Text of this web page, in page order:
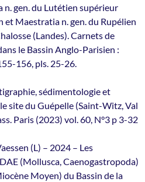
n. gen. du Lutétien supérieur
et Maestratia n. gen. du Rupélien
(Landes). Carnets de
le Bassin Anglo-Parisien :
156, pls. 25-26.
sédimentologie et
site du Guépelle (Saint-Witz, Val
Paris (2023) vol. 60, N°3 p 3-32
(L) – 2024 – Les
(Mollusca, Caenogastropoda)
Moyen) du Bassin de la